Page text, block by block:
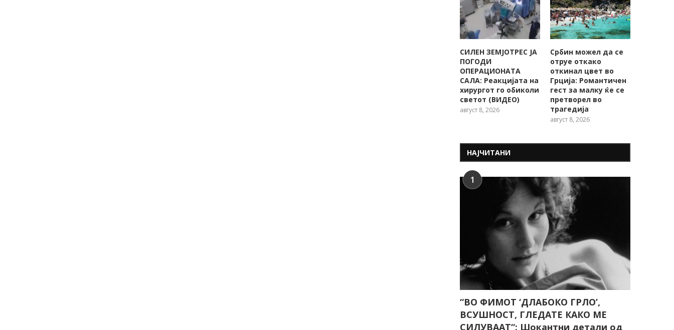
СИЛЕН ЗЕМЈОТРЕС ЈА
ПОГОДИ
ОПЕРАЦИОНАТА
САЛА: Реакцијата на
хирургот го обиколи
светот (ВИДЕО)
август 8, 2026
Србин можел да се
отруе откако
откинал цвет во
Грција: Романтичен
гест за малку ќе се
претворел во
трагедија
август 8, 2026
НАЈЧИТАНИ
1
“ВО ФИМОТ ‘ДЛАБОКО ГРЛО’,
ВСУШНОСТ, ГЛЕДАТЕ КАКО МЕ
СИЛУВААТ“: Шокантни детали од